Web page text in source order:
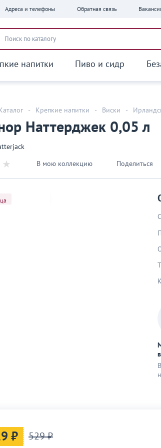
Адреса и телефоны Обратная связь
напитки Пиво и сидр
- Крепкие напитки - Виски -
Наттерджек 0,05 л
В мою коллекцию
Поделиться
₽ 529 ₽